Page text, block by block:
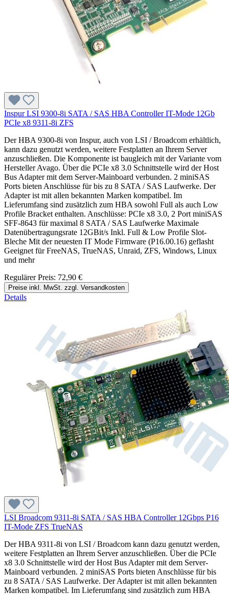
Inspur LSI 9300-8i SATA / SAS HBA Controller IT-Mode 12Gb
PCIe x8 9311-8i ZFS
Der HBA 9300-8i von Inspur, auch von LSI / Broadcom erhältlich,
kann dazu genutzt werden, weitere Festplatten an Ihrem Server
anzuschließen. Die Komponente ist baugleich mit der Variante vom
Hersteller Avago. Über die PCIe x8 3.0 Schnittstelle wird der Host
Bus Adapter mit dem Server-Mainboard verbunden. 2 miniSAS
Ports bieten Anschlüsse für bis zu 8 SATA / SAS Laufwerke. Der
Adapter ist mit allen bekannten Marken kompatibel. Im
Lieferumfang sind zusätzlich zum HBA sowohl Full als auch Low
Profile Bracket enthalten. Anschlüsse: PCIe x8 3.0, 2 Port miniSAS
SFF-8643 für maximal 8 SATA / SAS Laufwerke Maximale
Datenübertragungsrate 12GBit/s Inkl. Full & Low Profile Slot-
Bleche Mit der neuesten IT Mode Firmware (P16.00.16) geflasht
Geeignet für FreeNAS, TrueNAS, Unraid, ZFS, Windows, Linux
und mehr
Regulärer Preis: 72,90 €
Preise inkl. MwSt. zzgl. Versandkosten
Details
LSI Broadcom 9311-8i SATA / SAS HBA Controller 12Gbps P16
IT-Mode ZFS TrueNAS
Der HBA 9311-8i von LSI / Broadcom kann dazu genutzt werden,
weitere Festplatten an Ihrem Server anzuschließen. Über die PCIe
x8 3.0 Schnittstelle wird der Host Bus Adapter mit dem Server-
Mainboard verbunden. 2 miniSAS Ports bieten Anschlüsse für bis
zu 8 SATA / SAS Laufwerke. Der Adapter ist mit allen bekannten
Marken kompatibel. Im Lieferumfang sind zusätzlich zum HBA